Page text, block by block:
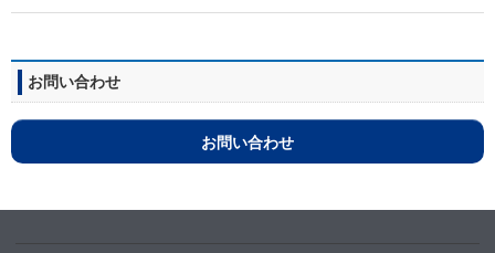
お問い合わせ
お問い合わせ